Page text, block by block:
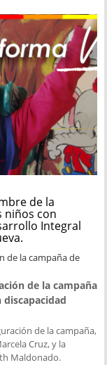
de la
niños con
Integral
de la campaña
de la campaña,
Cruz, y la
Maldonado.